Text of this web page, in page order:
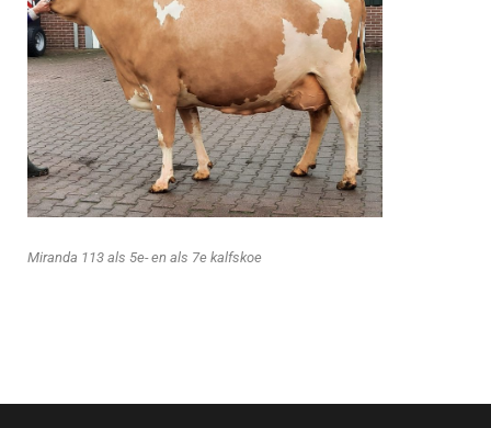
Miranda 113 als 5e- en als 7e kalfskoe